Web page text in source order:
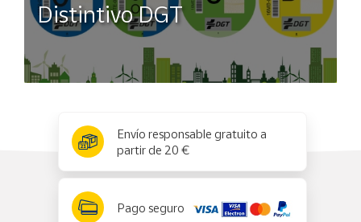
Distintivo DGT
Envío responsable gratuito a
partir de 20 €
Pago seguro